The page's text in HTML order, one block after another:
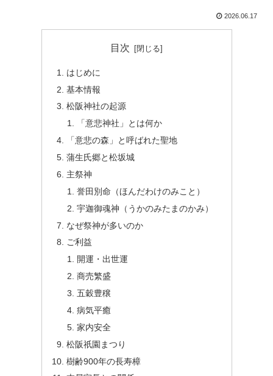
2026.06.17
目次
はじめに
基本情報
松阪神社の起源
「意悲神社」とは何か
「意悲の森」と呼ばれた聖地
蒲生氏郷と松坂城
主祭神
誉田別命（ほんだわけのみこと）
宇迦御魂神（うかのみたまのかみ）
なぜ祭神が多いのか
ご利益
開運・出世運
商売繁盛
五穀豊穣
病気平癒
家内安全
松阪祇園まつり
樹齢900年の長寿樟